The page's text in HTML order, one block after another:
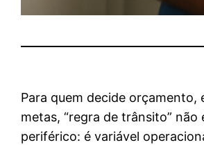
Para quem decide orçamento,
metas, “regra de trânsito” não
periférico: é variável